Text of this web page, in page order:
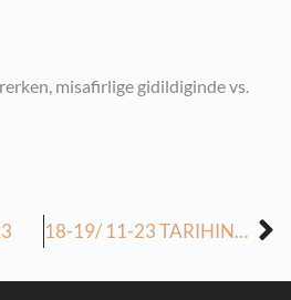
misafirlige gidildiginde vs.
18-19/ 11-23 TARIHINDE ISLENILEN VE HAFTAYA ISLENILECEK DERSLER